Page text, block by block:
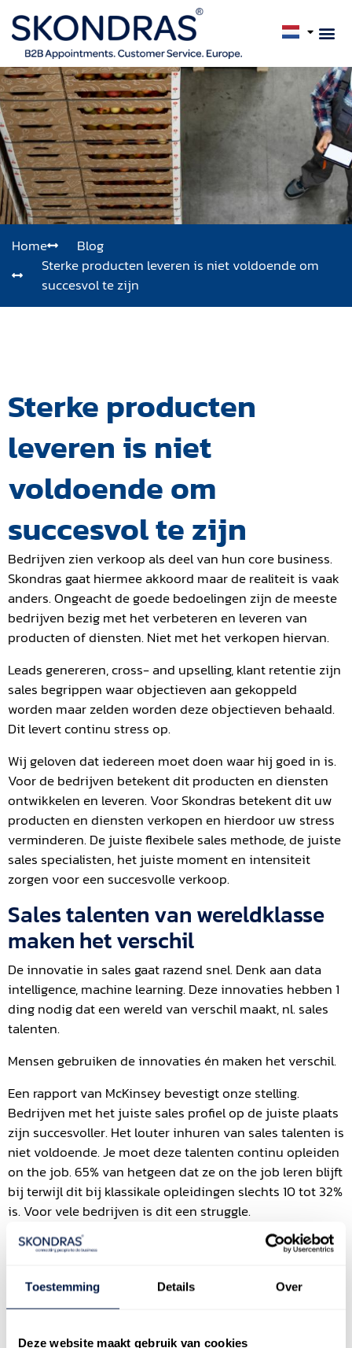
Toestemming Details Over
Deze website maakt gebruik van cookies
Home
Blog
Sterke producten leveren is niet voldoende om
succesvol te zijn
Sterke producten
leveren is niet
voldoende om
succesvol te zijn
Bedrijven zien verkoop als deel van hun core business.
Skondras gaat hiermee akkoord maar de realiteit is vaak
anders. Ongeacht de goede bedoelingen zijn de meeste
bedrijven bezig met het verbeteren en leveren van
producten of diensten. Niet met het verkopen hiervan.
Leads genereren, cross- and upselling, klant retentie zijn
sales begrippen waar objectieven aan gekoppeld
worden maar zelden worden deze objectieven behaald.
Dit levert continu stress op.
Wij geloven dat iedereen moet doen waar hij goed in is.
Voor de bedrijven betekent dit producten en diensten
ontwikkelen en leveren. Voor Skondras betekent dit uw
producten en diensten verkopen en hierdoor uw stress
verminderen. De juiste flexibele sales methode, de juiste
sales specialisten, het juiste moment en intensiteit
zorgen voor een succesvolle verkoop.
Sales talenten van wereldklasse
maken het verschil
De innovatie in sales gaat razend snel. Denk aan data
intelligence, machine learning. Deze innovaties hebben 1
ding nodig dat een wereld van verschil maakt, nl. sales
talenten.
Mensen gebruiken de innovaties én maken het verschil.
Een rapport van McKinsey bevestigt onze stelling.
Bedrijven met het juiste sales profiel op de juiste plaats
zijn succesvoller. Het louter inhuren van sales talenten is
niet voldoende. Je moet deze talenten continu opleiden
on the job. 65% van hetgeen dat ze on the job leren blijft
bij terwijl dit bij klassikale opleidingen slechts 10 tot 32%
is. Voor vele bedrijven is dit een struggle.
Onze “Sales. Consider it done” methode is een partner
methode toepast, met de juiste mensen, op het juiste
Sales werkt 24/7!